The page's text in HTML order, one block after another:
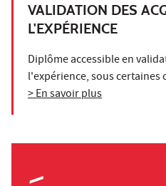
VALIDATION DES
L'EXPÉRIENCE
Diplôme accessible en
l'expérience, sous certaines
> En savoir plus